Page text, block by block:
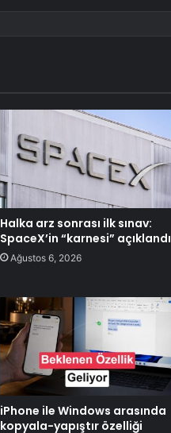
Halka arz sonrası ilk sınav:
SpaceX’in “karnesi” açıklandı
Ağustos 6, 2026
iPhone ile Windows arasında
kopyala-yapıştır özelliği